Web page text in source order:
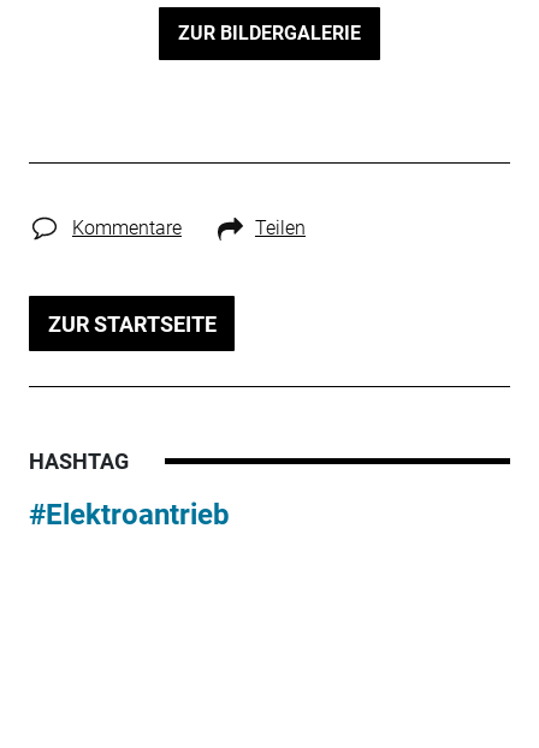
ZUR BILDERGALERIE
Kommentare Teilen
ZUR STARTSEITE
HASHTAG
#Elektroantrieb